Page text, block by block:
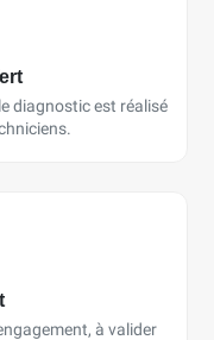
diagnostic est réalisé
à valider